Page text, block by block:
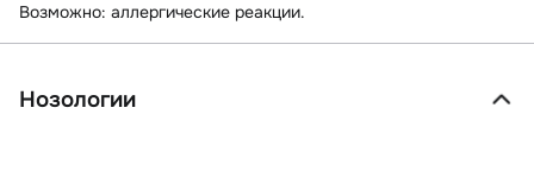
Возможно: аллергические реакции.
Нозологии